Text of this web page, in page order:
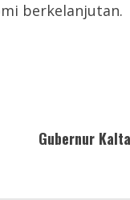
berkelanjutan.
Gubernur